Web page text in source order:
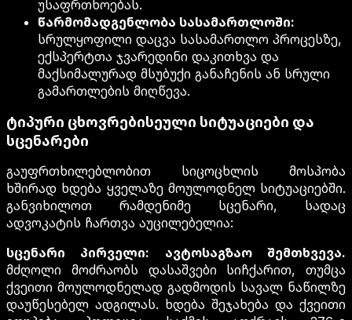
უსაფრთხოებას.
წარმომადგენლობა სასამართლოში:
სრულყოფილი დაცვა სასამართლო პროცესზე,
ექსპერტთა ჯვარედინი დაკითხვა და
მაქსიმალურად მსუბუქი განაჩენის ან სრული
გამართლების მიღწევა.
ტიპური ცხოვრებისეული სიტუაციები და
სცენარები
გაუფრთხილებლობით სიცოცხლის მოსპობა
ხშირად ხდება ყველაზე მოულოდნელ სიტუაციებში.
განვიხილოთ რამდენიმე სცენარი, სადაც
ადვოკატის ჩართვა აუცილებელია:
სცენარი პირველი: ავტოსაგზაო შემთხვევა.
მძღოლი მოძრაობს დასაშვები სიჩქარით, თუმცა
ქვეითი მოულოდნელად გადმოდის სავალ ნაწილზე
დაუწესებელ ადგილას. ხდება შეჯახება და ქვეითი